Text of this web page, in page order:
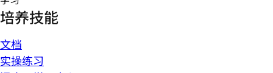
培养技能
文档
实操练习